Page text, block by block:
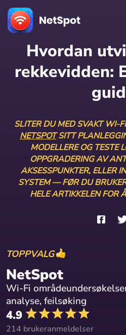
Hvordan
rekkevidden:
SLITER DU MED SVAKT WI-
NETSPOTSITT
MODELLERE OG TESTE
OPPGRADERING AV
AKSESSPUNKTER, ELLER
SYSTEM — FØR DU
HELE ARTIKKELEN
TOPPVALG
NetSpot
Wi-Fi
analyse, feilsøking
4.9
214 brukeranmeldelser